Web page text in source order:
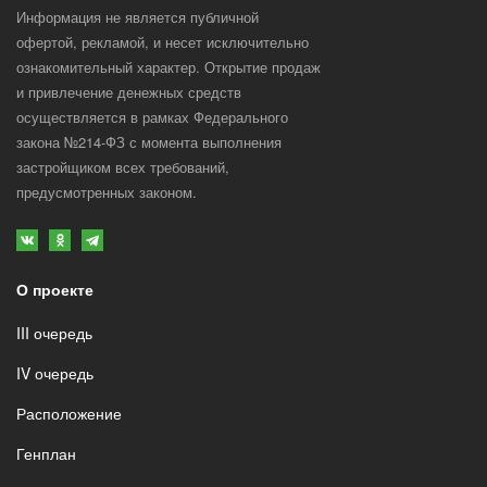
В комнате установлена закладная под
люстру. Встроенный 2х полосный
потолочный карниз для навески штор
Информация не является публичной
офертой, рекламой, и несет исключительно
ознакомительный характер. Открытие продаж
и привлечение денежных средств
осуществляется в рамках Федерального
закона №214-ФЗ с момента выполнения
застройщиком всех требований,
предусмотренных законом.
О проекте
III очередь
IV очередь
Расположение
Генплан